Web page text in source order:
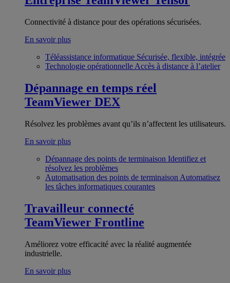
Connectivité à distance pour des opérations sécurisées.
En savoir plus
Téléassistance informatique Sécurisée, flexible, intégrée
Technologie opérationnelle Accès à distance à l’atelier
Dépannage en temps réel
TeamViewer DEX
Résolvez les problèmes avant qu’ils n’affectent les utilisateurs.
En savoir plus
Dépannage des points de terminaison Identifiez et
résolvez les problèmes
Automatisation des points de terminaison Automatisez
les tâches informatiques courantes
Travailleur connecté
TeamViewer Frontline
Améliorez votre efficacité avec la réalité augmentée
industrielle.
En savoir plus